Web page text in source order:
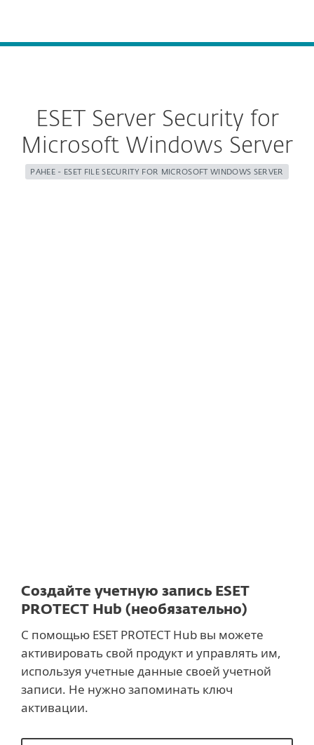
ESET Server Security for
Microsoft Windows Server
РАНЕЕ - ESET FILE SECURITY FOR MICROSOFT WINDOWS SERVER
Создайте учетную запись ESET
PROTECT Hub (необязательно)
С помощью ESET PROTECT Hub вы можете
активировать свой продукт и управлять им,
используя учетные данные своей учетной
записи. Не нужно запоминать ключ
активации.